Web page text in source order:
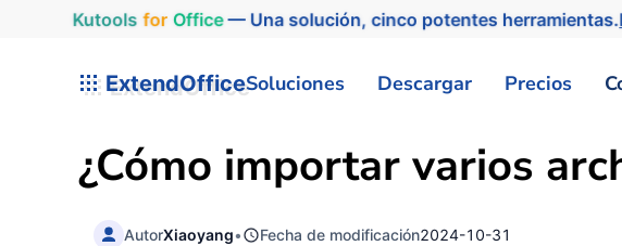
Kutools for Office— Una solución, cinco potentes herramientas.
ExtendOfficeSoluciones Descargar Precios
¿Cómo importar varios
AutorXiaoyang• Fecha de modificación2024-10-31